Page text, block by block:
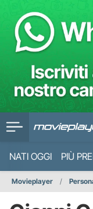
NATI OGGI PIÙ
Movieplayer